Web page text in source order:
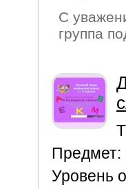
С
группа
Предмет:
Уровень